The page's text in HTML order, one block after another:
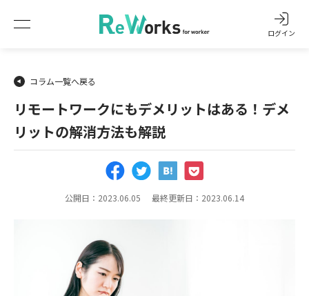
ログイン
コラム一覧へ戻る
リモートワークにもデメリットはある！デメ
リットの解消方法も解説
公開日：2023.06.05 最終更新日：2023.06.14